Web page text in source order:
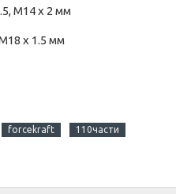
M14 x 2 мм
x 1.5 мм
forcekraft 110части